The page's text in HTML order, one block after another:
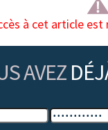
à cet article
AVEZ